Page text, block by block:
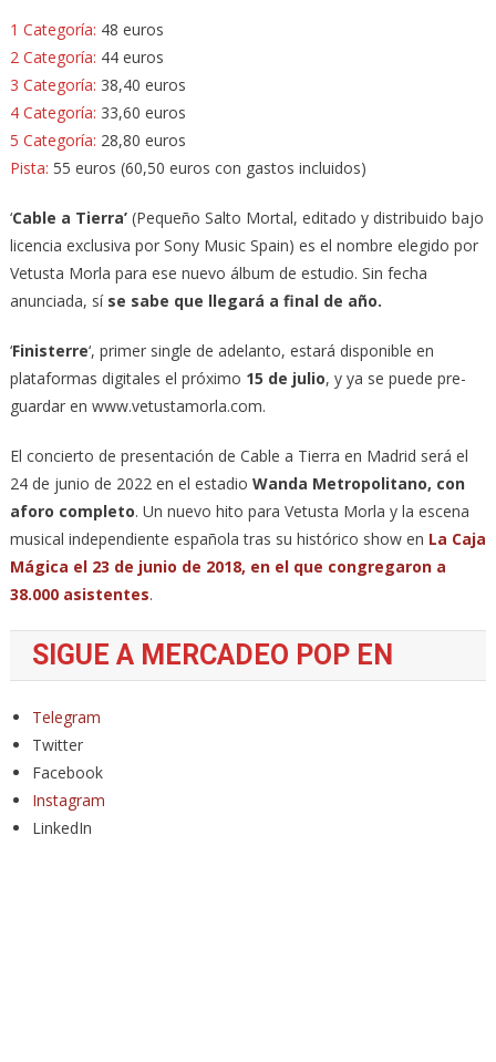
1 Categoría: 48 euros
2 Categoría: 44 euros
3 Categoría: 38,40 euros
4 Categoría: 33,60 euros
5 Categoría: 28,80 euros
Pista: 55 euros (60,50 euros con gastos incluidos)
‘Cable a Tierra’(Pequeño Salto Mortal, editado y distribuido bajo
licencia exclusiva por Sony Music Spain) es el nombre elegido por
Vetusta Morla para ese nuevo álbum de estudio. Sin fecha
anunciada, sí se sabe que llegará a final de año.
‘Finisterre‘, primer single de adelanto, estará disponible en
plataformas digitales el próximo 15 de julio, y ya se puede pre-
guardar en www.vetustamorla.com.
El concierto de presentación de Cable a Tierra en Madrid será el
24 de junio de 2022 en el estadio Wanda Metropolitano, con
aforo completo. Un nuevo hito para Vetusta Morla y la escena
musical independiente española tras su histórico show en La Caja
Mágica el 23 de junio de 2018, en el que congregaron a
38.000 asistentes.
SIGUE A MERCADEO POP EN
Telegram
Twitter
Facebook
Instagram
LinkedIn